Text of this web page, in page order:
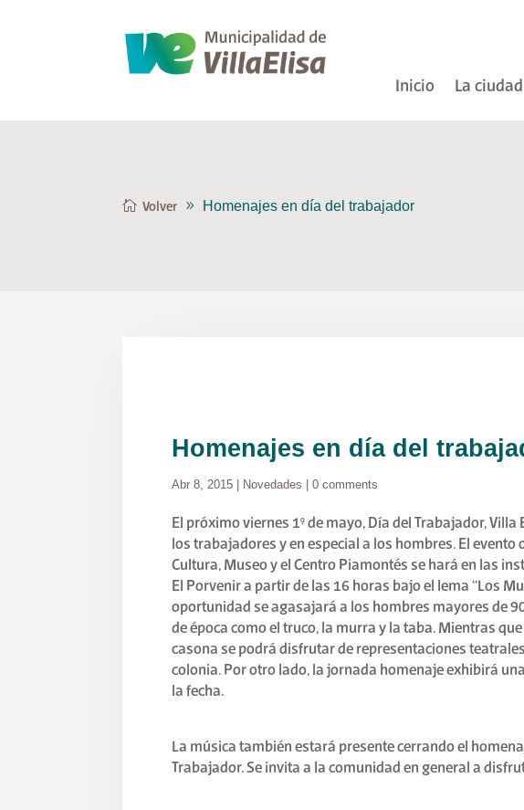
Inicio La ciudad
Volver Homenajes en día del trabajador
Homenajes en día del
Abr 8, 2015 Novedades |0 comments
El próximo viernes 1° de mayo, Día del Trabajador,
los trabajadores y en especial a los hombres. El
Cultura, Museo y el Centro Piamontés se hará en las
El Porvenir a partir de las 16 horas bajo el lema “Los
oportunidad se agasajará a los hombres mayores de
de época como el truco, la murra y la taba. Mientras
casona se podrá disfrutar de representaciones
colonia. Por otro lado, la jornada homenaje exhibirá
la fecha.
La música también estará presente cerrando el
Trabajador. Se invita a la comunidad en general a